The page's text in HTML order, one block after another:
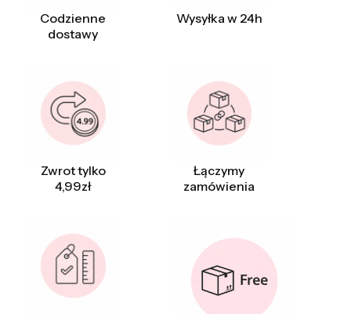
Codzienne
dostawy
Wysyłka w 24h
Zwrot tylko
4,99zł
Łączymy
zamówienia